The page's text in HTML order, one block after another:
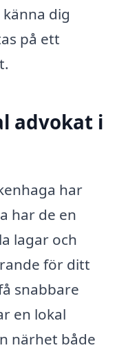
dig
på ett
advokat i
har
har de en
lagar och
för ditt
snabbare
en lokal
närhet både